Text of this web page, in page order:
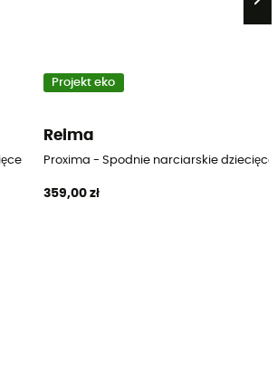
Projekt eko
Reima
Proxima - Spodnie narciarskie dziecięce
359,00 zł